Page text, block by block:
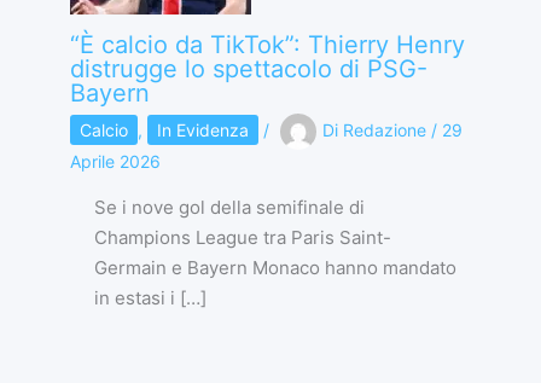
“È calcio da TikTok”: Thierry Henry
distrugge lo spettacolo di PSG-
Bayern
Calcio , In Evidenza / Di Redazione / 29
Aprile 2026
Se i nove gol della semifinale di
Champions League tra Paris Saint-
Germain e Bayern Monaco hanno mandato
in estasi i […]